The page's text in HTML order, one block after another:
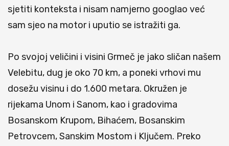
sjetiti konteksta i nisam namjerno googlao već
sam sjeo na motor i uputio se istražiti ga.
Po svojoj veličini i visini Grmeč je jako sličan našem
Velebitu, dug je oko 70 km, a poneki vrhovi mu
dosežu visinu i do 1.600 metara. Okružen je
rijekama Unom i Sanom, kao i gradovima
Bosanskom Krupom, Bihaćem, Bosanskim
Petrovcem, Sanskim Mostom i Ključem. Preko